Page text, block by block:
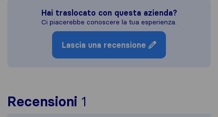
Hai traslocato con questa azienda?
Ci piacerebbe conoscere la tua esperienza.
Lascia una recensione
Recensioni 1